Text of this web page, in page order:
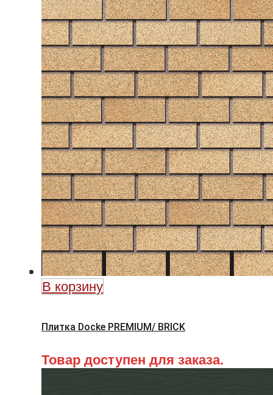
В корзину
Плитка Docke PREMIUM/ BRICK
Товар доступен для заказа.